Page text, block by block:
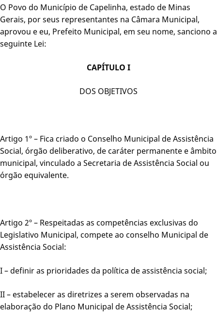
O Povo do Município de Capelinha, estado de Minas
Gerais, por seus representantes na Câmara Municipal,
aprovou e eu, Prefeito Municipal, em seu nome, sanciono a
seguinte Lei:
CAPÍTULO I
DOS OBJETIVOS
Artigo 1º – Fica criado o Conselho Municipal de Assistência
Social, órgão deliberativo, de caráter permanente e âmbito
municipal, vinculado a Secretaria de Assistência Social ou
órgão equivalente.
Artigo 2º – Respeitadas as competências exclusivas do
Legislativo Municipal, compete ao conselho Municipal de
Assistência Social:
I – definir as prioridades da política de assistência social;
II – estabelecer as diretrizes a serem observadas na
elaboração do Plano Municipal de Assistência Social;